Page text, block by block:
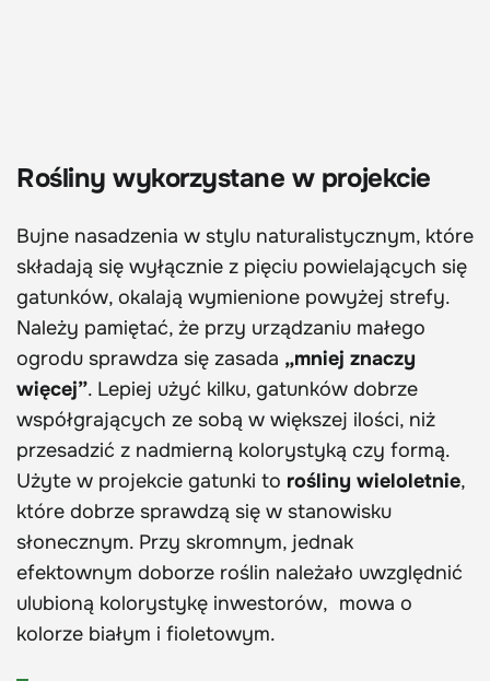
Rośliny wykorzystane w projekcie
Bujne nasadzenia w stylu naturalistycznym, które
składają się wyłącznie z pięciu powielających się
gatunków, okalają wymienione powyżej strefy.
Należy pamiętać, że przy urządzaniu małego
ogrodu sprawdza się zasada „mniej znaczy
więcej”. Lepiej użyć kilku, gatunków dobrze
współgrających ze sobą w większej ilości, niż
przesadzić z nadmierną kolorystyką czy formą.
Użyte w projekcie gatunki to rośliny wieloletnie,
które dobrze sprawdzą się w stanowisku
słonecznym. Przy skromnym, jednak
efektownym doborze roślin należało uwzględnić
ulubioną kolorystykę inwestorów, mowa o
kolorze białym i fioletowym.